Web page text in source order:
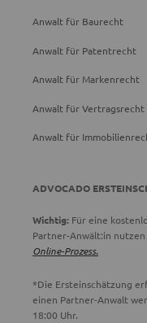
Anwalt für Baurecht
Anwalt für Patentrecht
Anwalt für Markenrecht
Anwalt für Vertragsrecht
Anwalt für
ADVOCADO
Wichtig: Für eine
Partner-Anwält:in
Online-Prozess.
*Die Ersteinschätzung
einen Partner-Anwalt
18:00 Uhr.